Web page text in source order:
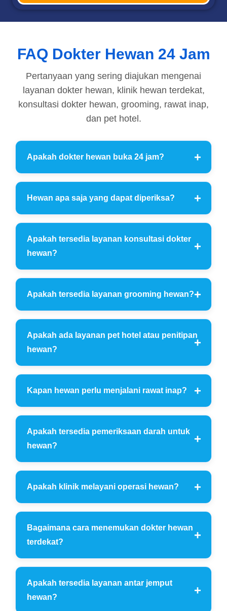
FAQ Dokter Hewan 24 Jam
Pertanyaan yang sering diajukan mengenai
layanan dokter hewan, klinik hewan terdekat,
konsultasi dokter hewan, grooming, rawat inap,
dan pet hotel.
Apakah dokter hewan buka 24 jam?
Hewan apa saja yang dapat diperiksa?
Apakah tersedia layanan konsultasi dokter
hewan?
Apakah tersedia layanan grooming hewan?
Apakah ada layanan pet hotel atau penitipan
hewan?
Kapan hewan perlu menjalani rawat inap?
Apakah tersedia pemeriksaan darah untuk
hewan?
Apakah klinik melayani operasi hewan?
Bagaimana cara menemukan dokter hewan
terdekat?
Apakah tersedia layanan antar jemput
hewan?